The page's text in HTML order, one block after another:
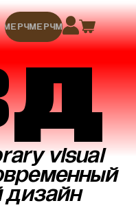
МЕРЧМЕРЧМЕРЧМЕРЧ
visual
дизайн